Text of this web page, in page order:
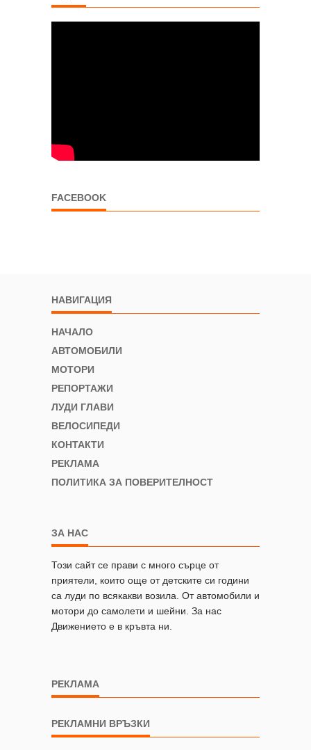
FACEBOOK
НАВИГАЦИЯ
НАЧАЛО
АВТОМОБИЛИ
МОТОРИ
РЕПОРТАЖИ
ЛУДИ ГЛАВИ
ВЕЛОСИПЕДИ
КОНТАКТИ
РЕКЛАМА
ПОЛИТИКА ЗА ПОВЕРИТЕЛНОСТ
ЗА НАС
Този сайт се прави с много сърце от
приятели, които още от детските си години
са луди по всякакви возила. От автомобили и
мотори до самолети и шейни. За нас
Движението е в кръвта ни.
РЕКЛАМА
РЕКЛАМНИ ВРЪЗКИ